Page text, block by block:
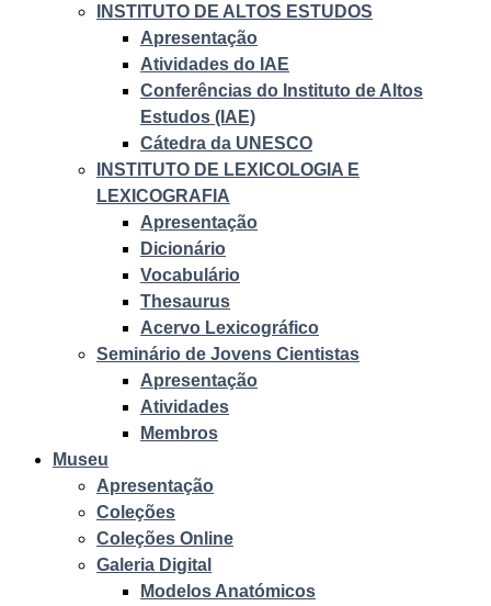
INSTITUTO DE ALTOS ESTUDOS
Apresentação
Atividades do IAE
Conferências do Instituto de Altos
Estudos (IAE)
Cátedra da UNESCO
INSTITUTO DE LEXICOLOGIA E
LEXICOGRAFIA
Apresentação
Dicionário
Vocabulário
Thesaurus
Acervo Lexicográfico
Seminário de Jovens Cientistas
Apresentação
Atividades
Membros
Museu
Apresentação
Coleções
Coleções Online
Galeria Digital
Modelos Anatómicos